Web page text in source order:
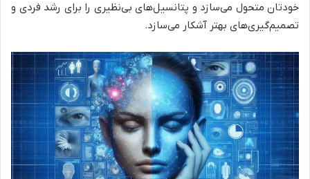
خودتان متحول می‌سازد و پتانسیل‌های بی‌نظیری را برای رشد فردی و
تصمیم‌گیری‌های بهتر آشکار می‌سازد.